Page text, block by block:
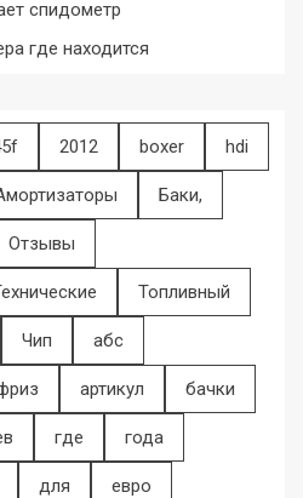
спидометр
где находится
2012 boxer hdi
Баки,
Отзывы
Топливный
Чип абс
артикул бачки
где года
для евро